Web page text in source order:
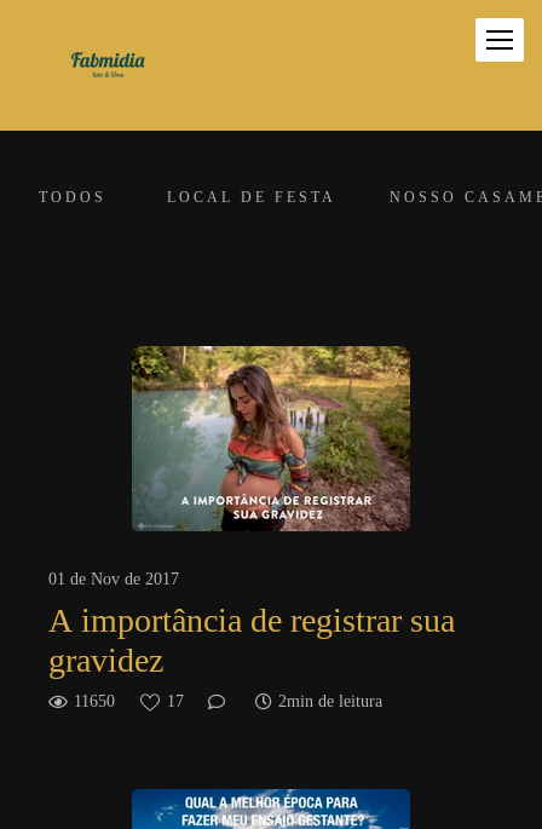
TODOS LOCAL DE FESTA NOSSO
01 de Nov de 2017
A importância de registrar sua
gravidez
11650 17 2min de leitura